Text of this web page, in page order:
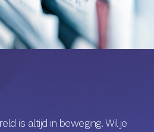
is altijd in beweging. Wil je